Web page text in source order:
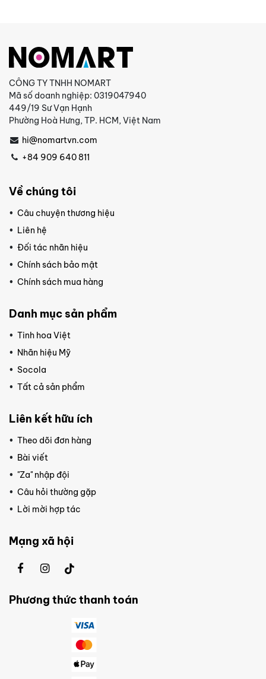
CÔNG TY TNHH NOMART
Mã số doanh nghiệp: 0319047940
449/19 Sư Vạn Hạnh
Phường Hoà Hưng, TP. HCM, Việt Nam
hi@nomartvn.com
+84 909 640 811
Về chúng tôi
Câu chuyện thương hiệu
Liên hệ
Đối tác nhãn hiệu
Chính sách bảo mật
Chính sách mua hàng
Danh mục sản phẩm
Tinh hoa Việt
Nhãn hiệu Mỹ
Socola
Tất cả sản phẩm
Liên kết hữu ích
Theo dõi đơn hàng
Bài viết
"Za" nhập đội
Câu hỏi thường gặp
Lời mời hợp tác
Mạng xã hội
Phương thức thanh toán